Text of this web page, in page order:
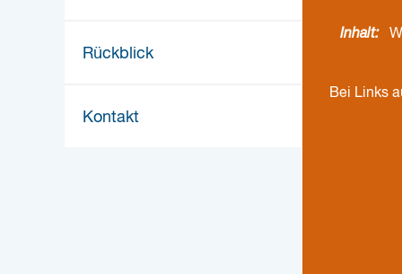
Rückblick
Kontakt
Inhalt:
Bei Links